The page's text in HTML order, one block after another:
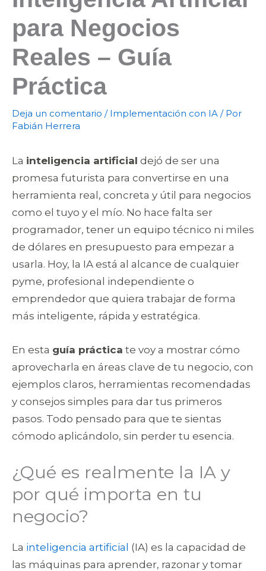
para Negocios
Reales – Guía
Práctica
Deja un comentario / Implementación con IA / Por
Fabián Herrera
La inteligencia artificial dejó de ser una
promesa futurista para convertirse en una
herramienta real, concreta y útil para negocios
como el tuyo y el mío. No hace falta ser
programador, tener un equipo técnico ni miles
de dólares en presupuesto para empezar a
usarla. Hoy, la IA está al alcance de cualquier
pyme, profesional independiente o
emprendedor que quiera trabajar de forma
más inteligente, rápida y estratégica.
En esta guía práctica te voy a mostrar cómo
aprovecharla en áreas clave de tu negocio, con
ejemplos claros, herramientas recomendadas
y consejos simples para dar tus primeros
pasos. Todo pensado para que te sientas
cómodo aplicándolo, sin perder tu esencia.
¿Qué es realmente la IA y
por qué importa en tu
negocio?
La inteligencia artificial (IA) es la capacidad de
las máquinas para aprender, razonar y tomar